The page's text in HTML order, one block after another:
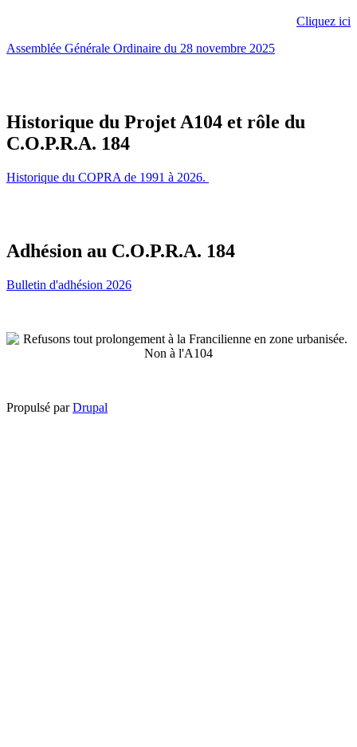
Cliquez ici
Assemblée Générale Ordinaire du 28 novembre 2025
Historique du Projet A104 et rôle du
C.O.P.R.A. 184
Historique du COPRA de 1991 à 2026.
Adhésion au C.O.P.R.A. 184
Bulletin d'adhésion 2026
Propulsé parDrupal